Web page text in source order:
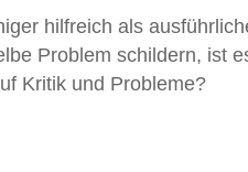
hilfreich als
Problem schildern, ist
Kritik und Probleme?